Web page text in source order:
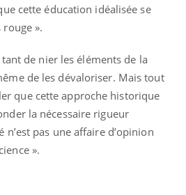
cette éducation idéalisée se
».
tant de nier les éléments de la
de les dévaloriser. Mais tout
que cette approche historique
la nécessaire rigueur
n’est pas une affaire d’opinion
».